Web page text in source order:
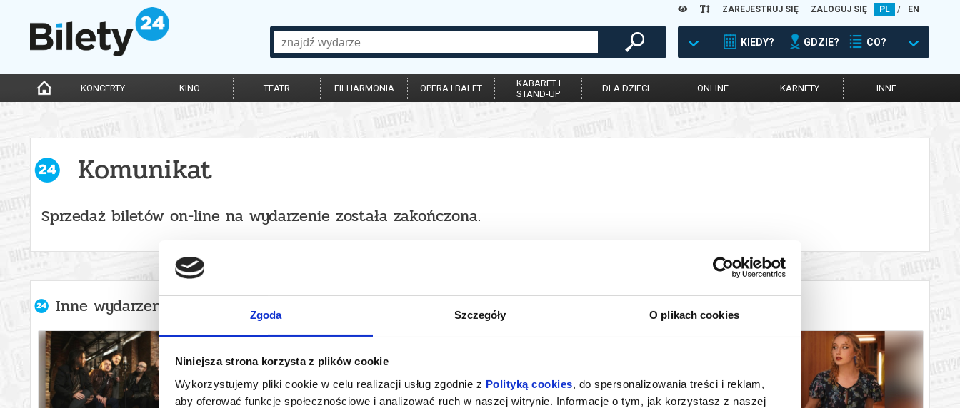
Zgoda Szczegóły O plikach cookies
Niniejsza strona korzysta z plików cookie
Wykorzystujemy pliki cookie w celu realizacji usług zgodnie z Polityką cookies, do spersonalizowania treści i reklam,
aby oferować funkcje społecznościowe i analizować ruch w naszej witrynie. Informacje o tym, jak korzystasz z naszej
ZAREJESTRUJ SIĘ ZALOGUJ SIĘ PL / EN
KIEDY? GDZIE? CO?
KONCERTY KINO TEATR FILHARMONIA OPERA I BALET
KABARET I
STAND-UP
DLA DZIECI ONLINE KARNETY INNE
Komunikat
Sprzedaż biletów on-line na wydarzenie została zakończona.
Inne wydarzenia organizatora